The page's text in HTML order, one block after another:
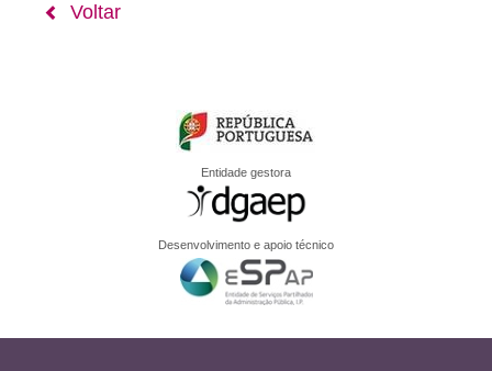
Voltar
Entidade gestora
Desenvolvimento e apoio técnico